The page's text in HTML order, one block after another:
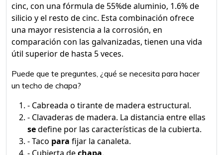
cinc, con una fórmula de 55%de aluminio, 1.6% de
silicio y el resto de cinc. Esta combinación ofrece
una mayor resistencia a la corrosión, en
comparación con las galvanizadas, tienen una vida
útil superior de hasta 5 veces.
Puede que te preguntes, ¿qué se necesita para hacer
un techo de chapa?
- Cabreada o tirante de madera estructural.
- Clavaderas de madera. La distancia entre ellas
sedefine por las características de la cubierta.
- Taco para fijar la canaleta.